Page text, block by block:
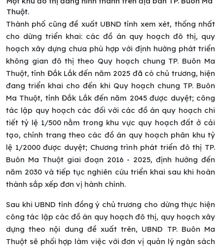
Thuột.
Thành phố cũng đề xuất UBND tỉnh xem xét, thống nhất
cho dừng triển khai: các đồ án quy hoạch đô thị, quy
hoạch xây dựng chưa phù hợp với định hướng phát triển
không gian đô thị theo Quy hoạch chung TP. Buôn Ma
Thuột, tỉnh Đắk Lắk đến năm 2025 đã có chủ trương, hiện
đang triển khai cho đến khi Quy hoạch chung TP. Buôn
Ma Thuột, tỉnh Đắk Lắk đến năm 2045 được duyệt; công
tác lập quy hoạch các đối với các đồ án quy hoạch chi
tiết tỷ lệ 1/500 nằm trong khu vực quy hoạch đất ở cải
tạo, chỉnh trang theo các đồ án quy hoạch phân khu tỷ
lệ 1/2000 được duyệt; Chương trình phát triển đô thị TP.
Buôn Ma Thuột giai đoạn 2016 - 2025, định hướng đến
năm 2030 và tiếp tục nghiên cứu triển khai sau khi hoàn
thành sắp xếp đơn vị hành chính.
Sau khi UBND tỉnh đồng ý chủ trương cho dừng thực hiện
công tác lập các đồ án quy hoạch đô thị, quy hoạch xây
dựng theo nội dung đề xuất trên, UBND TP. Buôn Ma
Thuột sẽ phối hợp làm việc với đơn vị quản lý ngân sách